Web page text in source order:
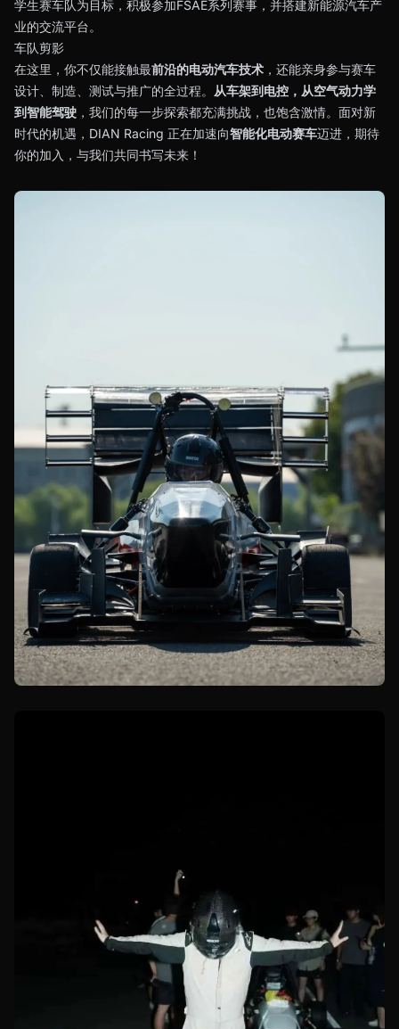
学生赛车队为目标，积极参加FSAE系列赛事，并搭建新能源汽车产
业的交流平台。
车队剪影
在这里，你不仅能接触最前沿的电动汽车技术 ，还能亲身参与赛车
设计、制造、测试与推广的全过程。 从车架到电控，从空气动力学
到智能驾驶 ，我们的每一步探索都充满挑战，也饱含激情。面对新
时代的机遇，DIAN Racing 正在加速向智能化电动赛车迈进，期待
你的加入，与我们共同书写未来！